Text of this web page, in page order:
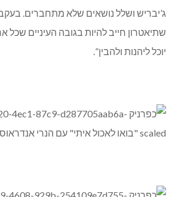
ג’יבריש ושלל נושאים שלא מתחברים.
שתיאטרון חייב להיות בגובה העיניים
יוכל ליהנות ולהבין”.